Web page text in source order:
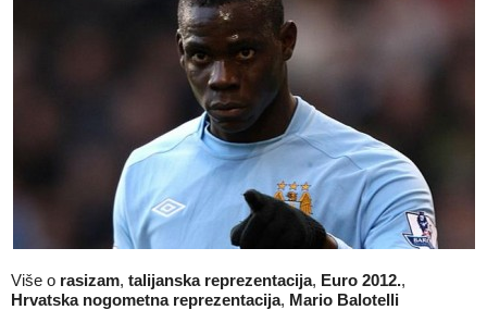
Više o rasizam, talijanska reprezentacija, Euro 2012.,
Hrvatska nogometna reprezentacija, Mario Balotelli